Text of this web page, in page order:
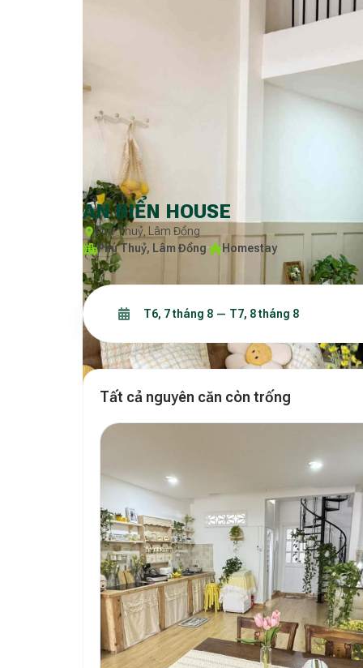
AN BIỂN HOUSE
Phú Thuỷ, Lâm Đồng
Phú Thuỷ, Lâm Đồng· Homestay
Tất cả nguyên căn còn trống